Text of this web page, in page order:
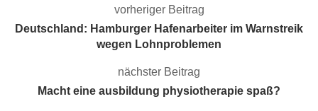
vorheriger Beitrag
Deutschland: Hamburger Hafenarbeiter im Warnstreik
wegen Lohnproblemen
nächster Beitrag
Macht eine ausbildung physiotherapie spaß?